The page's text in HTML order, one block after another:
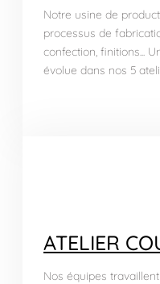
Notre usine de
processus de
confection, finitions...
évolue dans nos 5
ATELIER
Nos équipes